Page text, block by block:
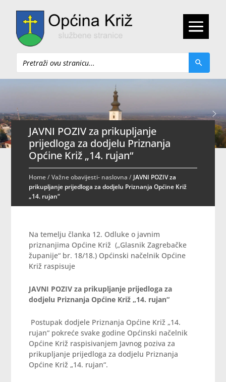
Pretraži
JAVNI POZIV za prikupljanje
prijedloga za dodjelu Priznanja
Općine Križ „14. rujan“
Home/Važne obavijesti- naslovna / JAVNI POZIV za
prikupljanje prijedloga za dodjelu Priznanja Općine Križ
„14. rujan“
Na temelju članka 12. Odluke o javnim
priznanjima Općine Križ („Glasnik Zagrebačke
županije“ br. 18/18.) Općinski načelnik Općine
Križ raspisuje
JAVNI POZIV za prikupljanje prijedloga za
dodjelu Priznanja Općine Križ „14. rujan“
Postupak dodjele Priznanja Općine Križ „14.
rujan“ pokreće svake godine Općinski načelnik
Općine Križ raspisivanjem Javnog poziva za
prikupljanje prijedloga za dodjelu Priznanja
Općine Križ „14. rujan“.